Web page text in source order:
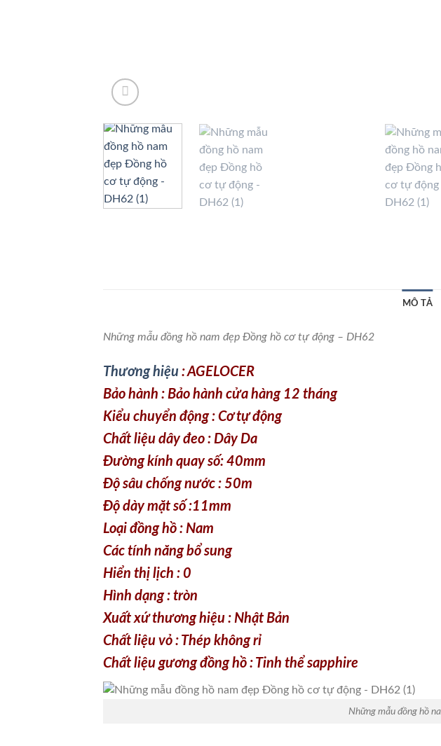
MÔ TẢ
Những mẫu đồng hồ nam đẹp Đồng hồ cơ tự động – DH62
Thương hiệu : AGELOCER
Bảo hành : Bảo hành cửa hàng 12 tháng
Kiểu chuyển động : Cơ tự động
Chất liệu dây đeo : Dây Da
Đường kính quay số: 40mm
Độ sâu chống nước : 50m
Độ dày mặt số :11mm
Loại đồng hồ : Nam
Các tính năng bổ sung
Hiển thị lịch : 0
Hình dạng : tròn
Xuất xứ thương hiệu : Nhật Bản
Chất liệu vỏ : Thép không rỉ
Chất liệu gương đồng hồ : Tinh thể sapphire
Những mẫu đồng hồ